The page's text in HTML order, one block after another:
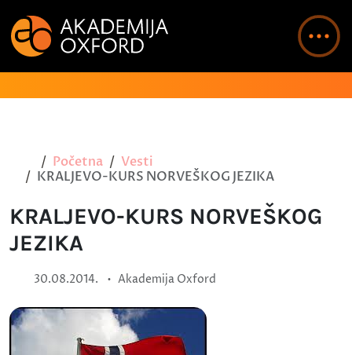
Početna
Vesti
KRALJEVO-KURS NORVEŠKOG JEZIKA
KRALJEVO-KURS NORVEŠKOG
JEZIKA
30.08.2014. • Akademija Oxford